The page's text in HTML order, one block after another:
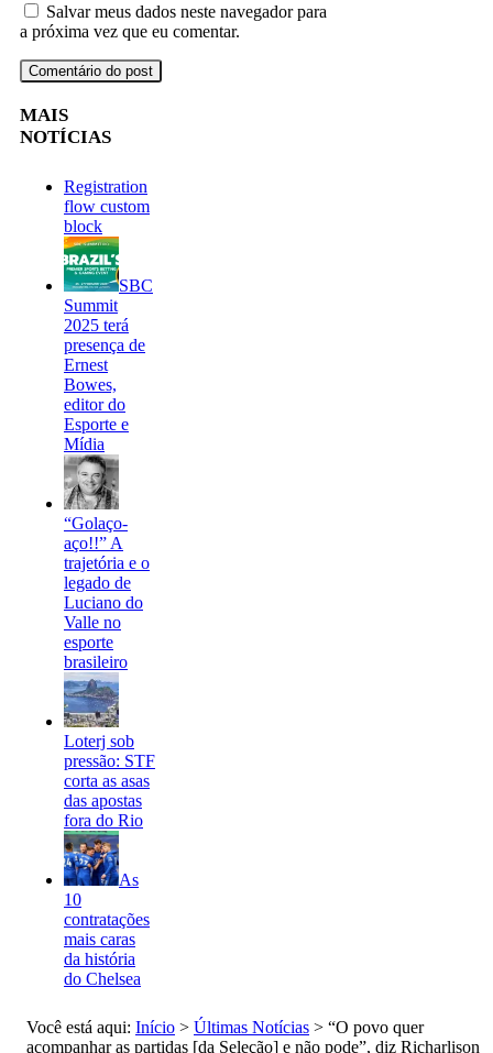
Salvar meus dados neste navegador para
a próxima vez que eu comentar.
MAIS
NOTÍCIAS
Registration
flow custom
block
SBC
Summit
2025 terá
presença de
Ernest
Bowes,
editor do
Esporte e
Mídia
“Golaço-
aço!!” A
trajetória e o
legado de
Luciano do
Valle no
esporte
brasileiro
Loterj sob
pressão: STF
corta as asas
das apostas
fora do Rio
As
10
contratações
mais caras
da história
do Chelsea
Você está aqui: Início > Últimas Notícias > “O povo quer
acompanhar as partidas [da Seleção] e não pode”, diz Richarlison